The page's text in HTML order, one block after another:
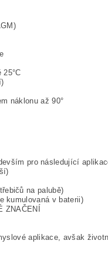
náklonu až 90°
pro následující
na palubě)
kumulovaná v baterii)
ZNAČENÍ
aplikace, avšak